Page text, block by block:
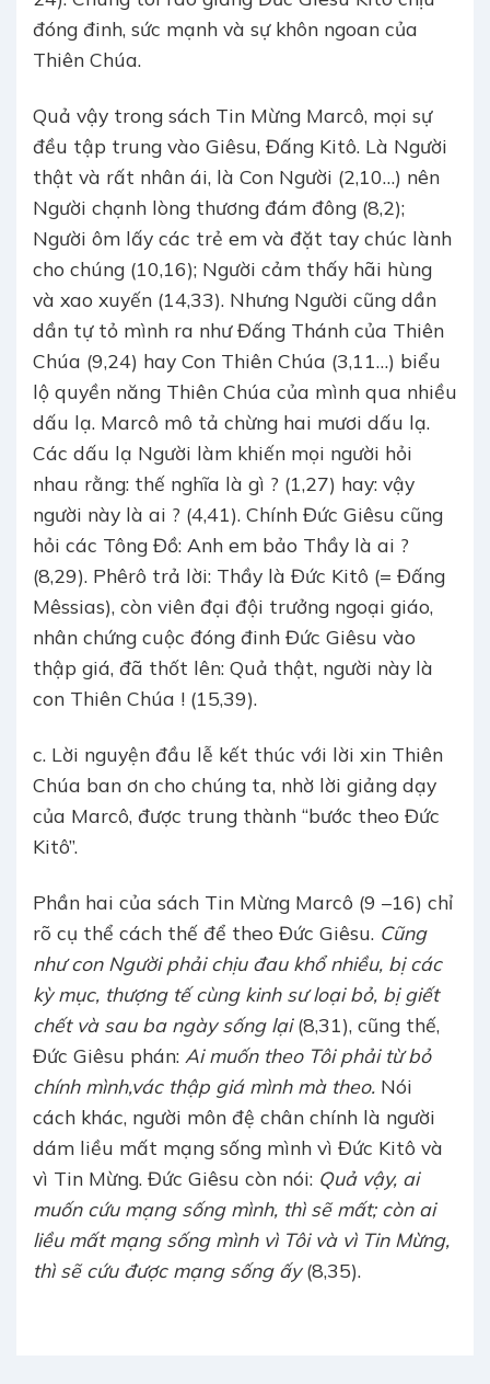
đóng đinh, sức mạnh và sự khôn ngoan của
Thiên Chúa.
Quả vậy trong sách Tin Mừng Marcô, mọi sự
đều tập trung vào Giêsu, Đấng Kitô. Là Người
thật và rất nhân ái, là Con Người (2,10…) nên
Người chạnh lòng thương đám đông (8,2);
Người ôm lấy các trẻ em và đặt tay chúc lành
cho chúng (10,16); Người cảm thấy hãi hùng
và xao xuyến (14,33). Nhưng Người cũng dần
dần tự tỏ mình ra như Đấng Thánh của Thiên
Chúa (9,24) hay Con Thiên Chúa (3,11…) biểu
lộ quyền năng Thiên Chúa của mình qua nhiều
dấu lạ. Marcô mô tả chừng hai mươi dấu lạ.
Các dấu lạ Người làm khiến mọi người hỏi
nhau rằng: thế nghĩa là gì ? (1,27) hay: vậy
người này là ai ? (4,41). Chính Đức Giêsu cũng
hỏi các Tông Đồ: Anh em bảo Thầy là ai ?
(8,29). Phêrô trả lời: Thầy là Đức Kitô (= Đấng
Mêssias), còn viên đại đội trưởng ngoại giáo,
nhân chứng cuộc đóng đinh Đức Giêsu vào
thập giá, đã thốt lên: Quả thật, người này là
con Thiên Chúa ! (15,39).
c. Lời nguyện đầu lễ kết thúc với lời xin Thiên
Chúa ban ơn cho chúng ta, nhờ lời giảng dạy
của Marcô, được trung thành “bước theo Đức
Kitô”.
Phần hai của sách Tin Mừng Marcô (9 –16) chỉ
rõ cụ thể cách thế để theo Đức Giêsu. Cũng
như con Người phải chịu đau khổ nhiều, bị các
kỳ mục, thượng tế cùng kinh sư loại bỏ, bị giết
chết và sau ba ngày sống lại(8,31), cũng thế,
Đức Giêsu phán: Ai muốn theo Tôi phải từ bỏ
chính mình,vác thập giá mình mà theo. Nói
cách khác, người môn đệ chân chính là người
dám liều mất mạng sống mình vì Đức Kitô và
vì Tin Mừng. Đức Giêsu còn nói: Quả vậy, ai
muốn cứu mạng sống mình, thì sẽ mất; còn ai
liều mất mạng sống mình vì Tôi và vì Tin Mừng,
thì sẽ cứu được mạng sống ấy(8,35).